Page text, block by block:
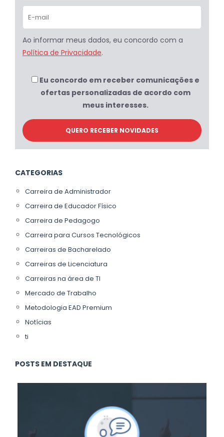
Ao informar meus dados, eu concordo com a
Política de Privacidade.
Eu concordo em receber comunicações e
ofertas personalizadas de acordo com
meus interesses.
CATEGORIAS
Carreira de Administrador
Carreira de Educador Físico
Carreira de Pedagogo
Carreira para Cursos Tecnológicos
Carreiras de Bacharelado
Carreiras de Licenciatura
Carreiras na área de TI
Mercado de Trabalho
Metodologia EAD Premium
Notícias
ti
POSTS EM DESTAQUE